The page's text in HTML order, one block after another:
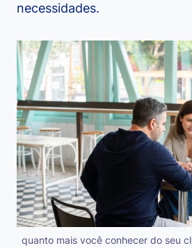
necessidades.
quanto mais você conhecer do seu